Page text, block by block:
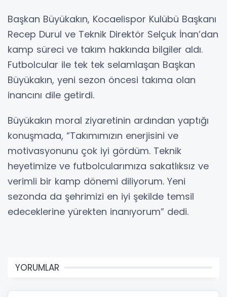
Başkan Büyükakın, Kocaelispor Kulübü Başkanı
Recep Durul ve Teknik Direktör Selçuk İnan’dan
kamp süreci ve takım hakkında bilgiler aldı.
Futbolcular ile tek tek selamlaşan Başkan
Büyükakın, yeni sezon öncesi takıma olan
inancını dile getirdi.
Büyükakın moral ziyaretinin ardından yaptığı
konuşmada, “Takımımızın enerjisini ve
motivasyonunu çok iyi gördüm. Teknik
heyetimize ve futbolcularımıza sakatlıksız ve
verimli bir kamp dönemi diliyorum. Yeni
sezonda da şehrimizi en iyi şekilde temsil
edeceklerine yürekten inanıyorum” dedi.
YORUMLAR